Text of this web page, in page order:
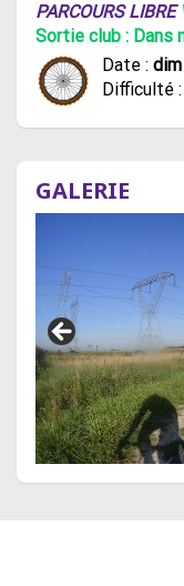
PARCOURS LIBRE
Sortie club : Dans
Date :
Difficulté :
GALERIE